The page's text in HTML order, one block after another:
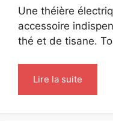
Une théière
accessoire
thé et de tisane.
Lire la suite